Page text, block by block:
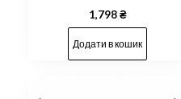
1,798₴
Додати в кошик